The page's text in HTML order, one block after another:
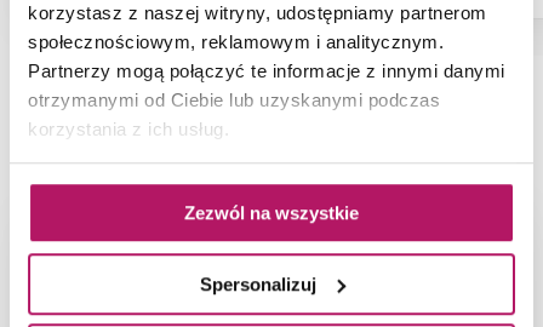
korzystasz z naszej witryny, udostępniamy partnerom
społecznościowym, reklamowym i analitycznym.
Partnerzy mogą połączyć te informacje z innymi danymi
otrzymanymi od Ciebie lub uzyskanymi podczas
korzystania z ich usług.
Zezwól na wszystkie
Spersonalizuj
NAJNOWSZE ARTYKUŁY